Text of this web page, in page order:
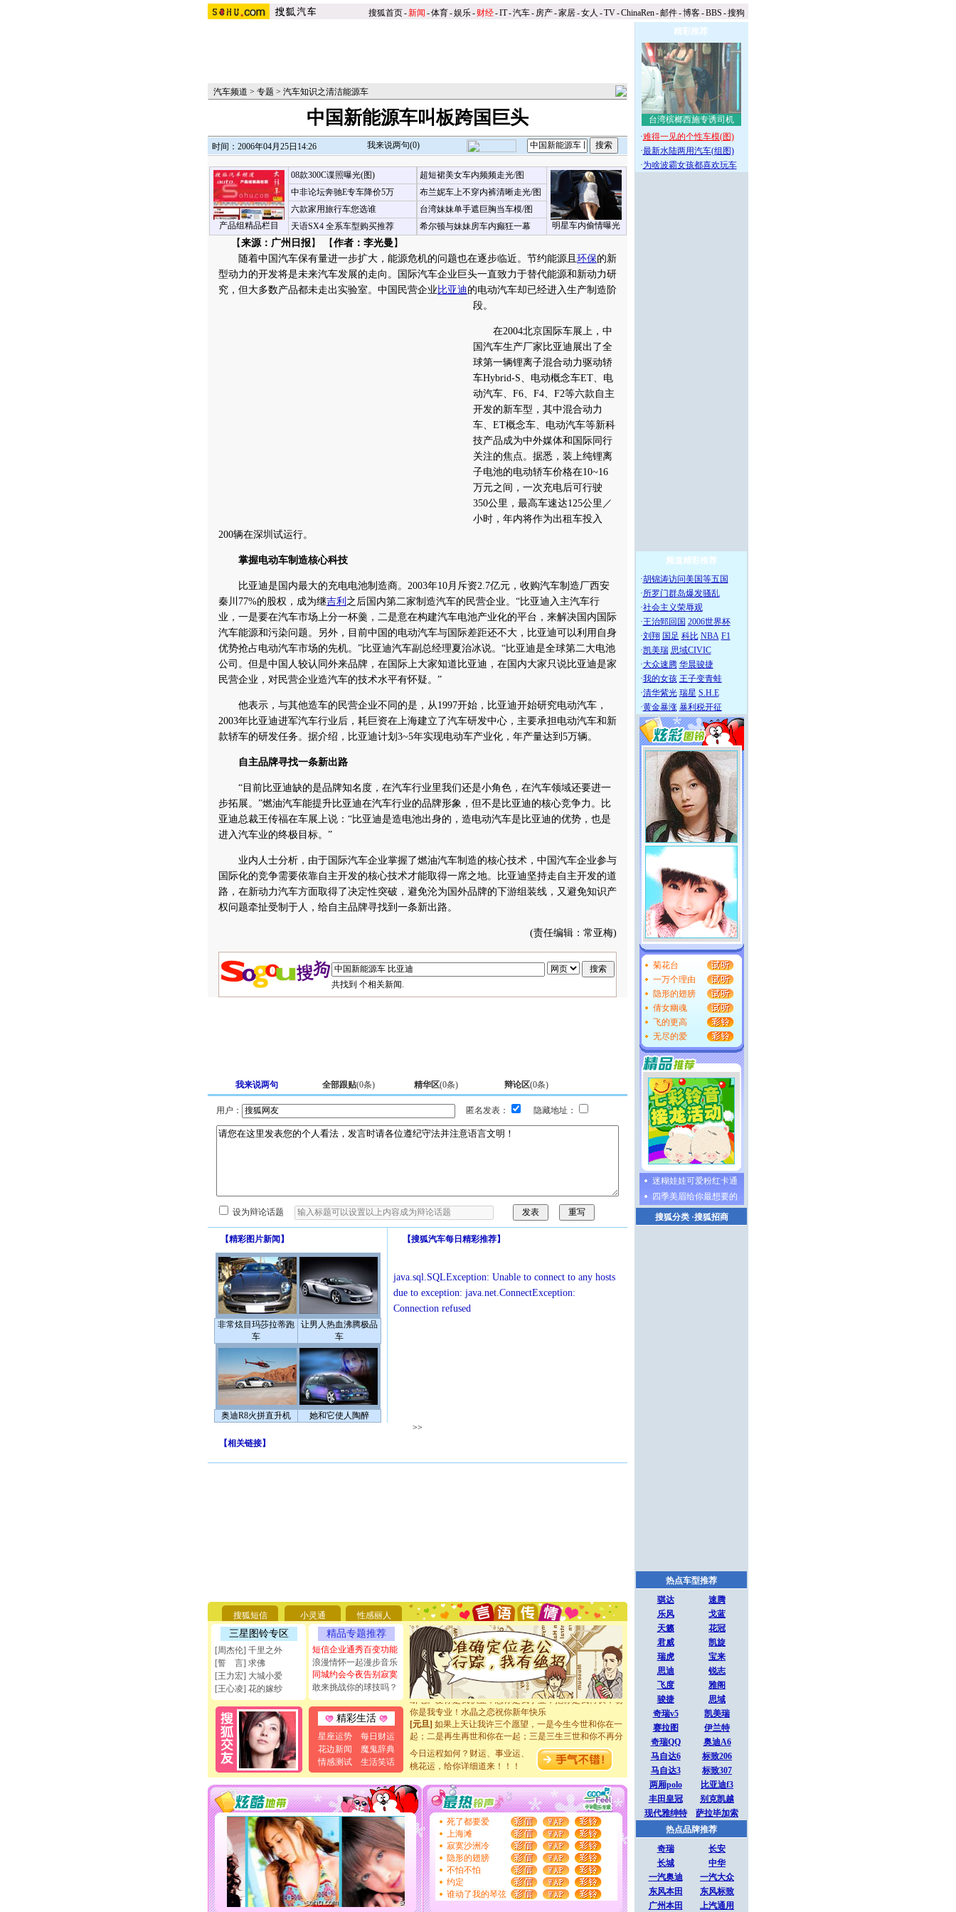
搜狐首页-新闻 -体育-娱乐- 财经-IT-汽车- 房产-家居-女人 -TV-ChinaRen-邮件-博客-BBS -搜狗
汽车频道 > 专题 > 汽车知识之清洁能源车
中国新能源车叫板跨国巨头
时间：2006年04月25日14:26 我来说两句(0)
产品组精品栏目
08款300C谍照曝光(图)
中非论坛奔驰E专车降价5万
六款家用旅行车您选谁
天语SX4 全系车型购买推荐
超短裙美女车内频频走光/图
明星车内偷情曝光
布兰妮车上不穿内裤清晰走光/图
台湾妹妹单手遮巨胸当车模/图
希尔顿与妹妹房车内癫狂一幕
【来源：广州日报】 【作者：李光曼 】
随着中国汽车保有量进一步扩大，能源危机的问题也在逐步临近。节约能源且 环保的新
型动力的开发将是未来汽车发展的走向。国际汽车企业巨头一直致力于替代能源和新动力研
究，但大多数产品都未走出实验室。中国民营企业 比亚迪的电动汽车却已经进入生产制造阶
段。
在2004北京国际车展上，中
国汽车生产厂家比亚迪展出了全
球第一辆锂离子混合动力驱动轿
车Hybrid-S、电动概念车ET、电
动汽车、F6、F4、F2等六款自主
开发的新车型，其中混合动力
车、ET概念车、电动汽车等新科
技产品成为中外媒体和国际同行
关注的焦点。据悉，装上纯锂离
子电池的电动轿车价格在10~16
万元之间，一次充电后可行驶
350公里，最高车速达125公里／
小时，年内将作为出租车投入
200辆在深圳试运行。
掌握电动车制造核心科技
比亚迪是国内最大的充电电池制造商。2003年10月斥资2.7亿元，收购汽车制造厂西安
秦川77%的股权，成为继吉利 之后国内第二家制造汽车的民营企业。“比亚迪入主汽车行
业，一是要在汽车市场上分一杯羹，二是意在构建汽车电池产业化的平台，来解决国内国际
汽车能源和污染问题。另外，目前中国的电动汽车与国际差距还不大，比亚迪可以利用自身
优势抢占电动汽车市场的先机。”比亚迪汽车副总经理夏治冰说。“比亚迪是全球第二大电池
公司。但是中国人较认同外来品牌，在国际上大家知道比亚迪，在国内大家只说比亚迪是家
民营企业，对民营企业造汽车的技术水平有怀疑。”
他表示，与其他造车的民营企业不同的是，从1997开始，比亚迪开始研究电动汽车，
2003年比亚迪进军汽车行业后，耗巨资在上海建立了汽车研发中心，主要承担电动汽车和新
款轿车的研发任务。据介绍，比亚迪计划3~5年实现电动车产业化，年产量达到5万辆。
自主品牌寻找一条新出路
“目前比亚迪缺的是品牌知名度，在汽车行业里我们还是小角色，在汽车领域还要进一
步拓展。”燃油汽车能提升比亚迪在汽车行业的品牌形象，但不是比亚迪的核心竞争力。比
亚迪总裁王传福在车展上说：“比亚迪是造电池出身的，造电动汽车是比亚迪的优势，也是
进入汽车业的终极目标。”
业内人士分析，由于国际汽车企业掌握了燃油汽车制造的核心技术，中国汽车企业参与
国际化的竞争需要依靠自主开发的核心技术才能取得一席之地。比亚迪坚持走自主开发的道
路，在新动力汽车方面取得了决定性突破，避免沦为国外品牌的下游组装线，又避免知识产
权问题牵扯受制于人，给自主品牌寻找到一条新出路。
(责任编辑：常亚梅)
共找到 个相关新闻.
我来说两句 全部跟贴(0条) 精华区(0条) 辩论区(0条)
用户： 匿名发表： 隐藏地址：
设为辩论话题
【精彩图片新闻 】
非常炫目玛莎拉蒂跑
车
让男人热血沸腾极品
车
奥迪R8火拼直升机 她和它使人陶醉
【搜狐汽车每日精彩推荐】
java.sql.SQLException: Unable to connect to any hosts
due to exception: java.net.ConnectException:
Connection refused
>>
【相关链接】
搜狐短信 小灵通 性感丽人
三星图铃专区
[周杰伦] 千里之外
[誓 言] 求佛
[王力宏] 大城小爱
[王心凌] 花的嫁纱
精品专题推荐
短信企业通秀百变功能
浪漫情怀一起漫步音乐
同城约会今夜告别寂寞
敢来挑战你的球技吗？
精彩生活
星座运势
每日财运
花边新闻
魔鬼辞典
情感测试
生活笑话
要平安！千万要知足！千万不要忘记我！
[圣诞节]不只这样的日子才会想起你,而是这样的日子才
能正大光明地骚扰你,告诉你,圣诞要快乐!新年要快乐!天
天都要快乐噢!
[圣诞节]奉上一颗祝福的心,在这个特别的日子里,愿幸福,
如意,快乐,鲜花,一切美好的祝愿与你同在.圣诞快乐!
[元旦]看到你我会触电；看不到你我要充电；没有你我会
断电。爱你是我职业，想你是我事业，抱你是我特长，吻
你是我专业！水晶之恋祝你新年快乐
[元旦]如果上天让我许三个愿望，一是今生今世和你在一
起；二是再生再世和你在一起；三是三生三世和你不再分
离。水晶之恋祝你新年快乐
[元旦]当我狠下心扭头离去那一刻，你在我身后无助地哭
泣，这痛楚让我明白我多么爱你。我转身抱住你：这猪不
卖了。水晶之恋祝你新年快乐。
[春节]风柔雨润好月圆，半岛铁盒伴身边，每日尽显开心
颜！冬去春来似水如烟，劳碌人生需尽欢！听一曲轻歌，
道一声平安！新年吉祥万事如愿
[春节]
传说薰衣草有四片叶子：第一片叶子是信仰，第二
片叶子是希望，第三片叶子是爱情，第四片叶子是幸运。
送你一棵薰衣草，愿你新年快乐！
[圣诞节]
圣诞节到了，想想没什么送给你的，又不打算给
你太多，只有给你五千万：千万快乐！千万要健康！千万
要平安！千万要知足！千万不要忘记我！
[圣诞节]不只这样的日子才会想起你,而是这样的日子才
今日运程如何？财运、事业运、
桃花运，给你详细道来！！！
死了都要爱
上海滩
寂寞沙洲冷
隐形的翅膀
不怕不怕
约定
谁动了我的琴弦
精彩推荐
台湾槟榔西施专诱司机
·难得一见的个性车模(图)
·最新水陆两用汽车(组图)
·为啥波霸女孩都喜欢玩车
频道精彩推荐
·胡锦涛访问美国等五国
·所罗门群岛爆发骚乱
·社会主义荣辱观
·王治郅回国 2006世界杯
·刘翔 国足 科比 NBA F1
·凯美瑞 思域CIVIC
·大众速腾 华晨骏捷
·我的女孩 王子变青蛙
·清华紫光 瑞星 S.H.E
·黄金暴涨 暴利税开征
菊花台
一万个理由
隐形的翅膀
倩女幽魂
飞的更高
无尽的爱
迷糊娃娃可爱粉红卡通
四季美眉给你最想要的
搜狐分类·搜狐招商
热点车型推荐
骐达
速腾
乐风
戈蓝
天籁
花冠
君威
凯旋
瑞虎
宝来
思迪
锐志
飞度
雅阁
骏捷
思域
奇瑞v5
凯美瑞
赛拉图
伊兰特
奇瑞QQ
奥迪A6
马自达6
标致206
马自达3
标致307
两厢polo
比亚迪f3
丰田皇冠
别克凯越
现代雅绅特
萨拉毕加索
热点品牌推荐
奇瑞
长安
长城
中华
一汽奥迪
一汽大众
东风本田
东风标致
广州本田
上汽通用